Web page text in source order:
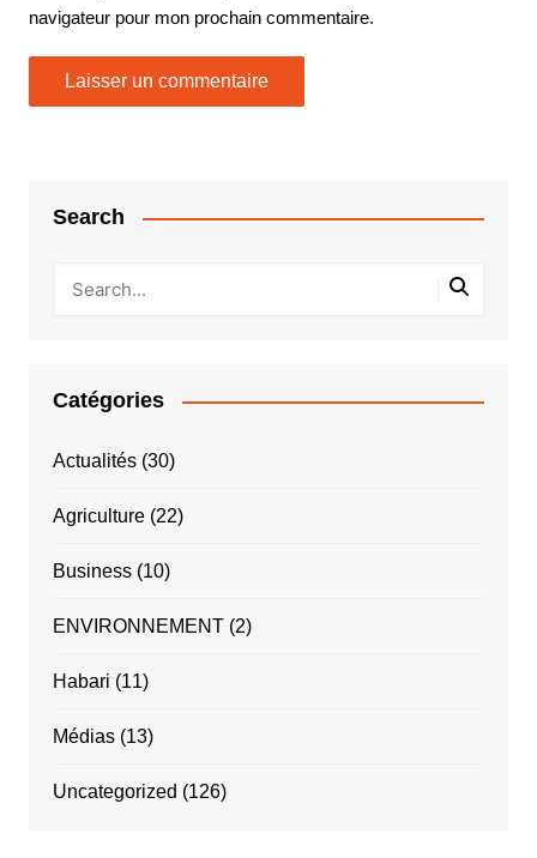
navigateur pour mon prochain commentaire.
Search
Catégories
Actualités(30)
Agriculture(22)
Business(10)
ENVIRONNEMENT(2)
Habari (11)
Médias(13)
Uncategorized (126)